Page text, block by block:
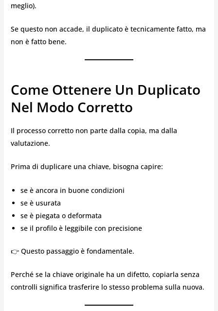
meglio).
Se questo non accade, il duplicato è tecnicamente fatto, ma
non è fatto bene.
Come Ottenere Un Duplicato
Nel Modo Corretto
Il processo corretto non parte dalla copia, ma dalla
valutazione.
Prima di duplicare una chiave, bisogna capire:
se è ancora in buone condizioni
se è usurata
se è piegata o deformata
se il profilo è leggibile con precisione
👉 Questo passaggio è fondamentale.
Perché se la chiave originale ha un difetto, copiarla senza
controlli significa trasferire lo stesso problema sulla nuova.